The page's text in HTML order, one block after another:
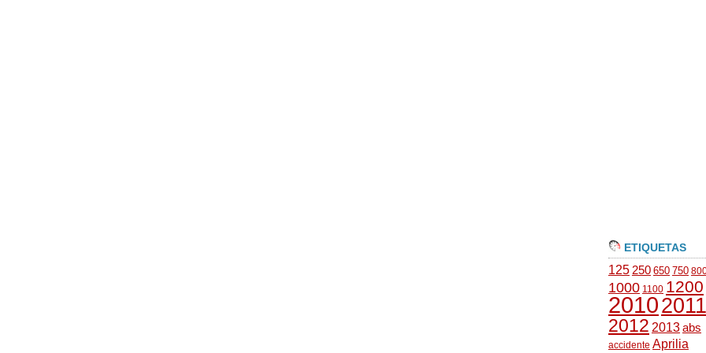
ETIQUETAS
125 250 650 750
1000 1100 1200
20102011
2012 2013abs
accidente Aprilia